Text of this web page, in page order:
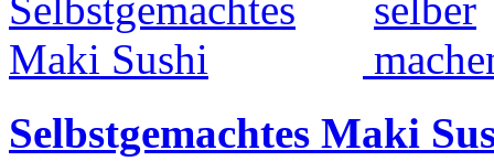
Selbstgemachtes Maki